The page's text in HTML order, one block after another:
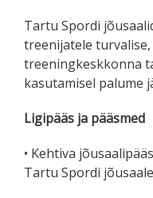
Tartu Spordi
treenijatele
treeningkeskkonna
kasutamisel palume
Ligipääs ja pääsmed
• Kehtiva
Tartu Spordi